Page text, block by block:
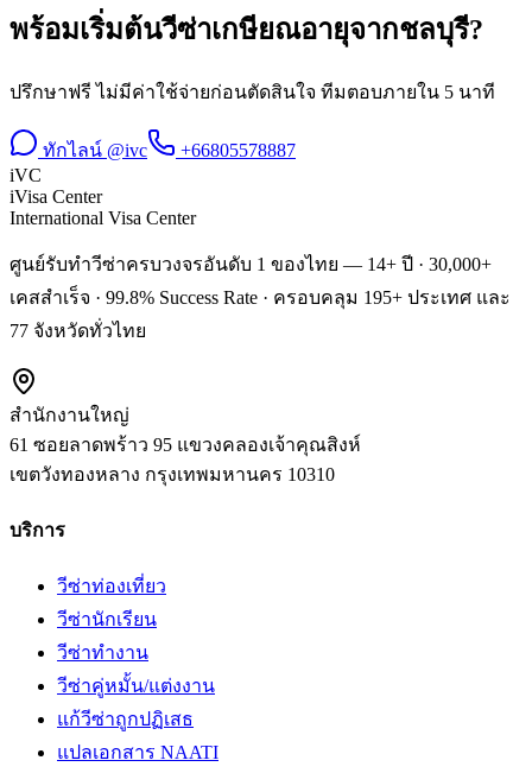
พร้อมเริ่มต้นวีซ่าเกษียณอายุจากชลบุรี?
ปรึกษาฟรี ไม่มีค่าใช้จ่ายก่อนตัดสินใจ ทีมตอบภายใน 5 นาที
ทักไลน์ @ivc
+66805578887
iVC
iVisa Center
International Visa Center
ศูนย์รับทำวีซ่าครบวงจรอันดับ 1 ของไทย — 14+ ปี · 30,000+
เคสสำเร็จ · 99.8% Success Rate · ครอบคลุม 195+ ประเทศ และ
77 จังหวัดทั่วไทย
สำนักงานใหญ่
61 ซอยลาดพร้าว 95 แขวงคลองเจ้าคุณสิงห์
เขตวังทองหลาง กรุงเทพมหานคร 10310
บริการ
วีซ่าท่องเที่ยว
วีซ่านักเรียน
วีซ่าทำงาน
วีซ่าคู่หมั้น/แต่งงาน
แก้วีซ่าถูกปฏิเสธ
แปลเอกสาร NAATI